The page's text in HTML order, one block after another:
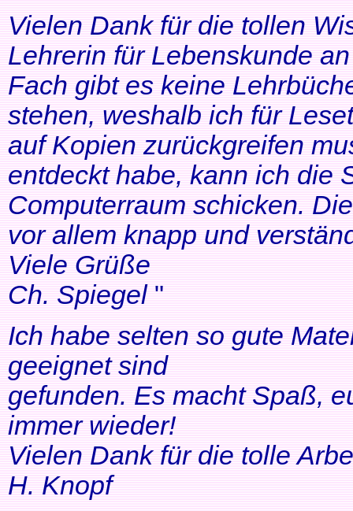
Vielen Dank für die tollen
Lehrerin für Lebenskunde
Fach gibt es keine
stehen, weshalb ich für
auf Kopien zurückgreifen
entdeckt habe, kann ich die
Computerraum schicken.
vor allem knapp und
Viele Grüße
Ch. Spiegel"
Ich habe selten so gute
geeignet sind
gefunden. Es macht Spaß,
immer wieder!
Vielen Dank für die tolle
H. Knopf